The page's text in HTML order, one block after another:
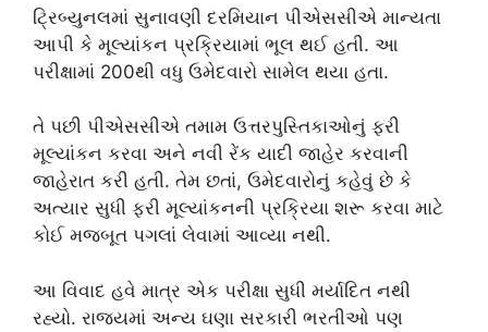
ટ્રિબ્યુનલમાં સુનાવણી દરમિયાન પીએસસીએ માન્યતા
આપી કે મૂલ્યાંકન પ્રક્રિયામાં ભૂલ થઈ હતી. આ
પરીક્ષામાં 200થી વધુ ઉમેદવારો સામેલ થયા હતા.
તે પછી પીએસસીએ તમામ ઉત્તરપુસ્તિકાઓનું ફરી
મૂલ્યાંકન કરવા અને નવી રેંક યાદી જાહેર કરવાની
જાહેરાત કરી હતી. તેમ છતાં, ઉમેદવારોનું કહેવું છે કે
અત્યાર સુધી ફરી મૂલ્યાંકનની પ્રક્રિયા શરૂ કરવા માટે
કોઈ મજબૂત પગલાં લેવામાં આવ્યા નથી.
આ વિવાદ હવે માત્ર એક પરીક્ષા સુધી મર્યાદિત નથી
રહ્યો. રાજ્યમાં અન્ય ઘણા સરકારી ભરતીઓ પણ